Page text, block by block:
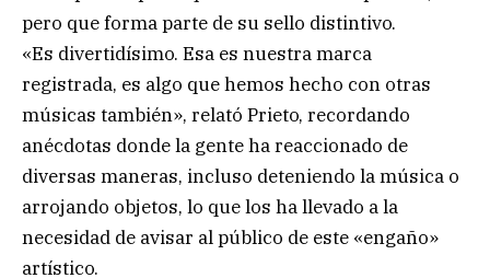
pero que forma parte de su sello distintivo.
«Es divertidísimo. Esa es nuestra marca
registrada, es algo que hemos hecho con otras
músicas también», relató Prieto, recordando
anécdotas donde la gente ha reaccionado de
diversas maneras, incluso deteniendo la música o
arrojando objetos, lo que los ha llevado a la
necesidad de avisar al público de este «engaño»
artístico.